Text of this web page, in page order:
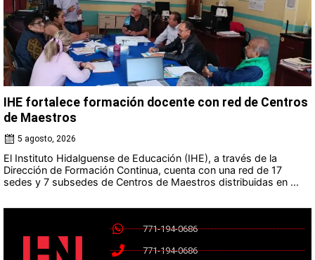
IHE fortalece formación docente con red de Centros
de Maestros
5 agosto, 2026
El Instituto Hidalguense de Educación (IHE), a través de la
Dirección de Formación Continua, cuenta con una red de 17
sedes y 7 subsedes de Centros de Maestros distribuidas en ...
771-194-0686
771-194-0686